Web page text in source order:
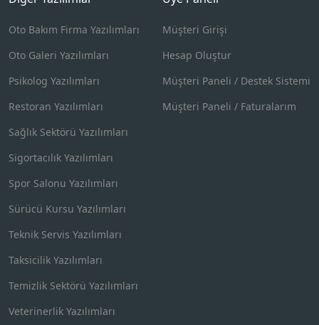
Oto Bakım Firma Yazılımları
Oto Galeri Yazılımları
Psikolog Yazılımları
Restoran Yazılımları
Sağlık Sektörü Yazılımları
Sigortacılık Yazılımları
Spor Salonu Yazılımları
Sürücü Kursu Yazılımları
Teknik Servis Yazılımları
Taksicilik Yazılımları
Temizlik Sektörü Yazılımları
Veterinerlik Yazılımları
Müşteri Girişi
Hesap Oluştur
Müşteri Paneli / Destek Sistemi
Müşteri Paneli / Faturalarım